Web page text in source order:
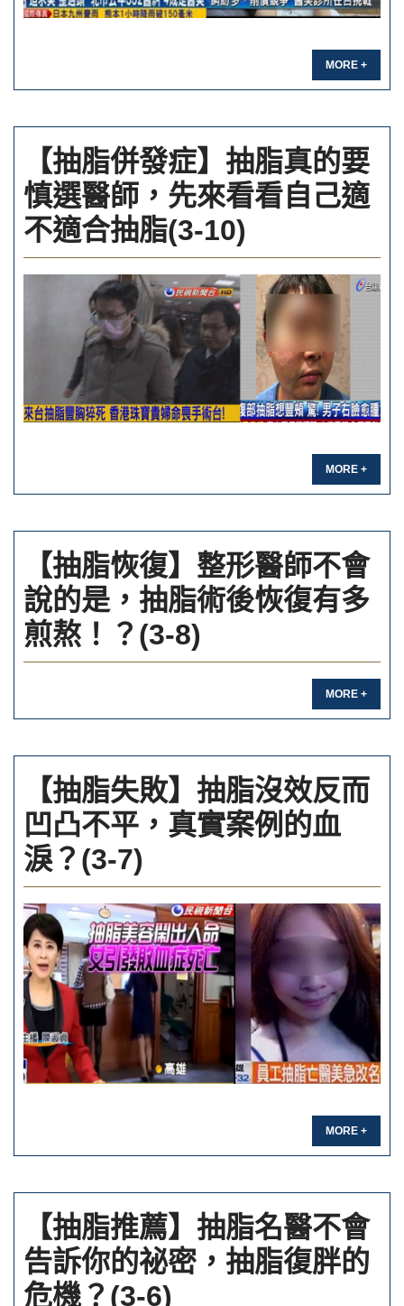
MORE +
【抽脂併發症】抽脂真的要
慎選醫師，先來看看自己適
不適合抽脂(3-10)
MORE +
【抽脂恢復】整形醫師不會
說的是，抽脂術後恢復有多
煎熬！？(3-8)
MORE +
【抽脂失敗】抽脂沒效反而
凹凸不平，真實案例的血
淚？(3-7)
MORE +
【抽脂推薦】抽脂名醫不會
告訴你的祕密，抽脂復胖的
危機？(3-6)